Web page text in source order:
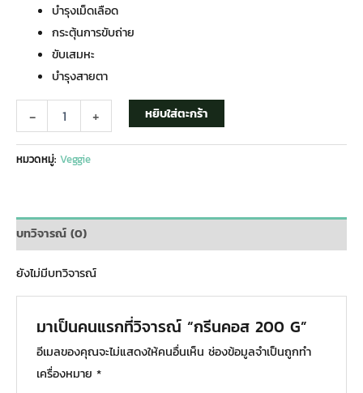
บำรุงเม็ดเลือด
กระตุ้นการขับถ่าย
ขับเสมหะ
บำรุงสายตา
- + หยิบใส่ตะกร้า
หมวดหมู่: Veggie
บทวิจารณ์ (0)
ยังไม่มีบทวิจารณ์
มาเป็นคนแรกที่วิจารณ์ “กรีนคอส 200 G”
อีเมลของคุณจะไม่แสดงให้คนอื่นเห็น ช่องข้อมูลจำเป็นถูกทำ
เครื่องหมาย*